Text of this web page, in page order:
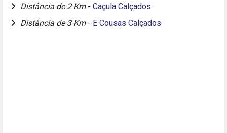
Distância de 2 Km - Caçula Calçados
Distância de 3 Km - E Cousas Calçados